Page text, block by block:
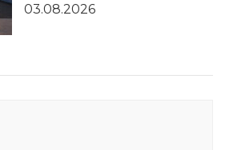
03.08.2026